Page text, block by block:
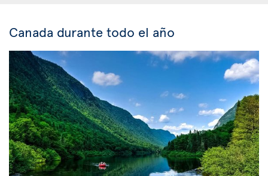
Canada durante todo el año